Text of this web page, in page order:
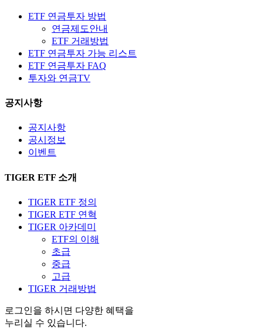
ETF 연금투자 방법
연금제도안내
ETF 거래방법
ETF 연금투자 가능 리스트
ETF 연금투자 FAQ
투자와 연금TV
공지사항
공지사항
공시정보
이벤트
TIGER ETF 소개
TIGER ETF 정의
TIGER ETF 연혁
TIGER 아카데미
ETF의 이해
초급
중급
고급
TIGER 거래방법
로그인을 하시면 다양한 혜택을
누리실 수 있습니다.